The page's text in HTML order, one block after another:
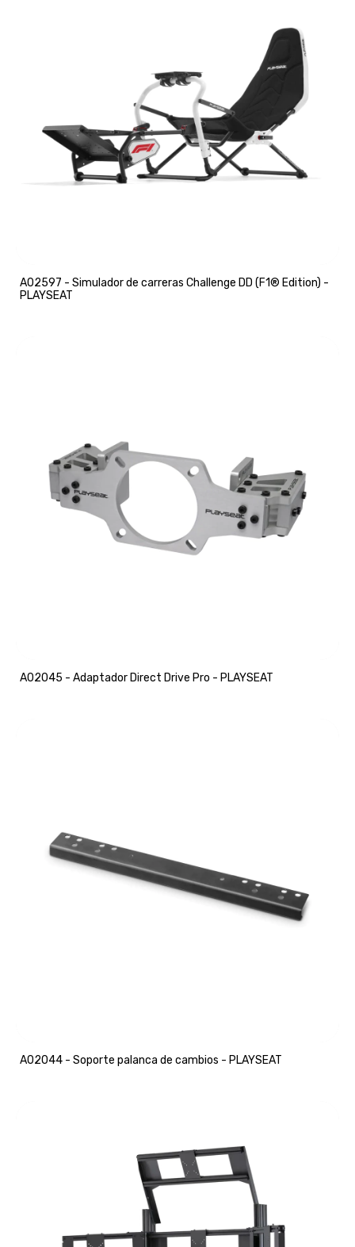
A02597 - Simulador de carreras Challenge DD (F1® Edition) -
PLAYSEAT
A02045 - Adaptador Direct Drive Pro - PLAYSEAT
A02044 - Soporte palanca de cambios - PLAYSEAT